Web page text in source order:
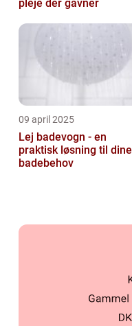
pleje der gavner
09 april 2025
Lej badevogn - en
praktisk løsning til dine
badebehov